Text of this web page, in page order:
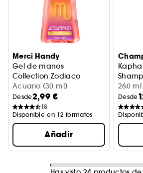
Merci Handy
Gel de manos
Collection Zodiaco
Acuario (30 ml)
Desde2,99 €
18
Disponible en 12 formatos
Añadir
260 ml
Desde